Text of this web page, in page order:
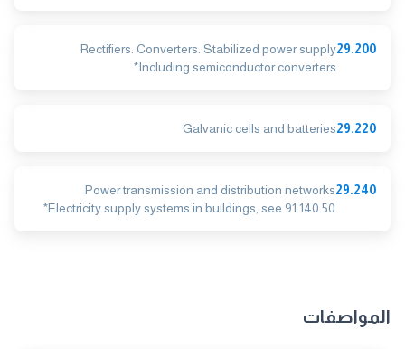
29.200
Rectifiers. Converters. Stabilized power supply
*Including semiconductor converters
29.220
Galvanic cells and batteries
29.240
Power transmission and distribution networks
*Electricity supply systems in buildings, see 91.140.50
المواصفات